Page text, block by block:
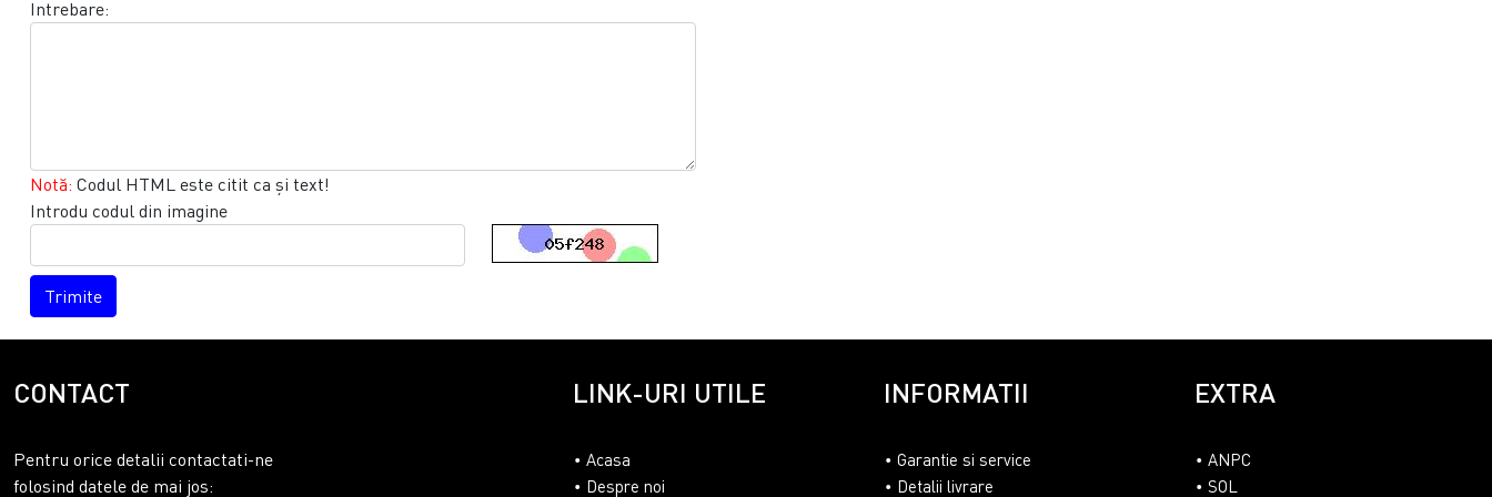
Intrebare:
Notă: Codul HTML este citit ca şi text!
Introdu codul din imagine
Trimite
CONTACT
Pentru orice detalii contactati-ne
folosind datele de mai jos:
LINK-URI UTILE
Acasa
Despre noi
INFORMATII
Garantie si service
Detalii livrare
EXTRA
ANPC
SOL